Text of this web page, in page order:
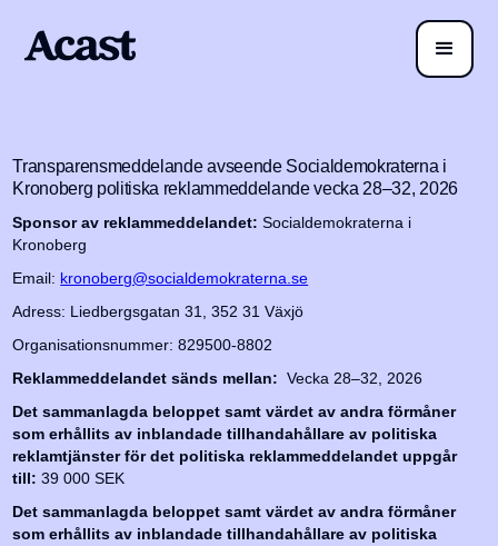
Transparensmeddelande avseende Socialdemokraterna i
Kronoberg politiska reklammeddelande vecka 28–32, 2026
Sponsor av reklammeddelandet: Socialdemokraterna i
Kronoberg
Email: kronoberg@socialdemokraterna.se
Adress: Liedbergsgatan 31, 352 31 Växjö
Organisationsnummer: 829500-8802
Reklammeddelandet sänds mellan: Vecka 28–32, 2026
Det sammanlagda beloppet samt värdet av andra förmåner
som erhållits av inblandade tillhandahållare av politiska
reklamtjänster för det politiska reklammeddelandet uppgår
till: 39 000 SEK
Det sammanlagda beloppet samt värdet av andra förmåner
som erhållits av inblandade tillhandahållare av politiska